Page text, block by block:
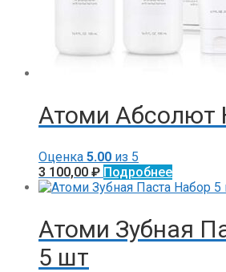
Атоми Абсолют
Оценка 5.00 из 5
3 100,00 ₽ Подробнее
Атоми Зубная
5 шт